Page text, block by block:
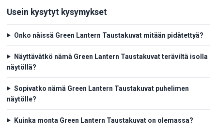
Usein kysytyt kysymykset
Onko näissä Green Lantern Taustakuvat mitään pidätettyä?
Näyttävätkö nämä Green Lantern Taustakuvat teräviltä isolla
näytöllä?
Sopivatko nämä Green Lantern Taustakuvat puhelimen
näytölle?
Kuinka monta Green Lantern Taustakuvat on olemassa?